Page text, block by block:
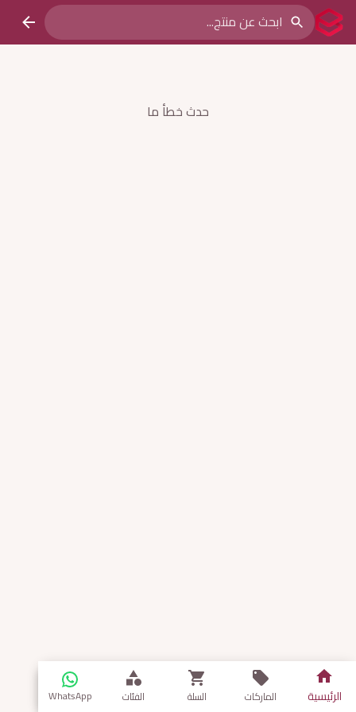
حدث خطأ ما
الرئيسية الماركات السلة الفئات WhatsApp